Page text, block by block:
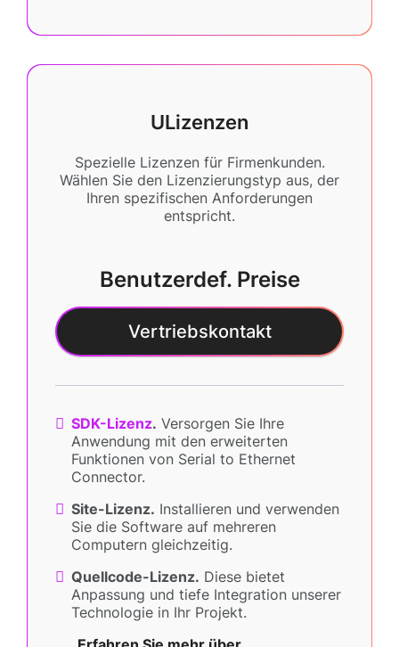
ULizenzen
Spezielle Lizenzen für Firmenkunden.
Wählen Sie den Lizenzierungstyp aus, der
Ihren spezifischen Anforderungen
entspricht.
Benutzerdef. Preise
Vertriebskontakt
SDK-Lizenz. Versorgen Sie Ihre
Anwendung mit den erweiterten
Funktionen von Serial to Ethernet
Connector.
Site-Lizenz. Installieren und verwenden
Sie die Software auf mehreren
Computern gleichzeitig.
Quellcode-Lizenz. Diese bietet
Anpassung und tiefe Integration unserer
Technologie in Ihr Projekt.